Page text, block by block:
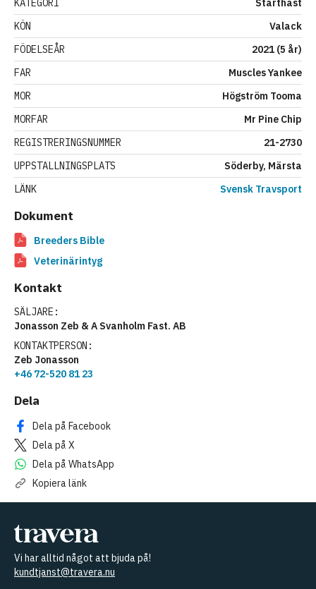
KATEGORI
Starthäst
KÖN
Valack
FÖDELSEÅR
2021 (5 år)
FAR
Muscles Yankee
MOR
Högström Tooma
MORFAR
Mr Pine Chip
REGISTRERINGSNUMMER
21-2730
UPPSTALLNINGSPLATS
Söderby, Märsta
LÄNK
Svensk Travsport
Dokument
Breeders Bible
Veterinärintyg
Kontakt
SÄLJARE:
Jonasson Zeb & A Svanholm Fast. AB
KONTAKTPERSON:
Zeb Jonasson
+46 72-520 81 23
Dela
Dela på Facebook
Dela på X
Dela på WhatsApp
Kopiera länk
Vi har alltid något att bjuda på!
kundtjanst@travera.nu